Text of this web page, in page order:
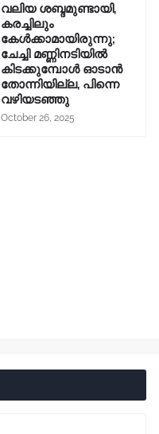
വലിയ ശബ്ദമുണ്ടായി,
കരച്ചിലും
കേൾക്കാമായിരുന്നു;
ചേച്ചി മണ്ണിനടിയിൽ
കിടക്കുമ്പോൾ ഓടാൻ
തോന്നിയില്ല, പിന്നെ
വഴിയടഞ്ഞു
October 26, 2025